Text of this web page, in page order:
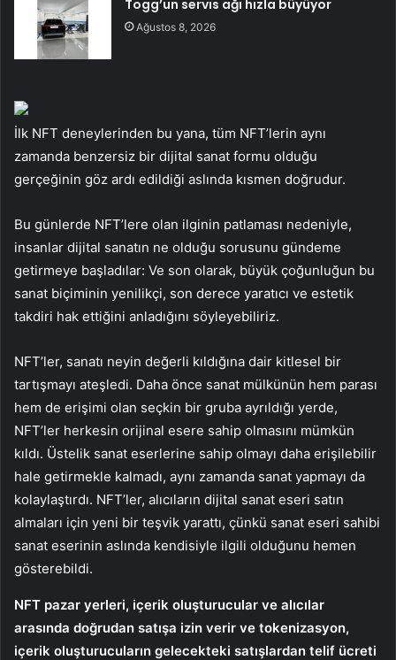
Togg’un servis ağı hızla büyüyor
Ağustos 8, 2026
İlk NFT deneylerinden bu yana, tüm NFT’lerin aynı
zamanda benzersiz bir dijital sanat formu olduğu
gerçeğinin göz ardı edildiği aslında kısmen doğrudur.
Bu günlerde NFT’lere olan ilginin patlaması nedeniyle,
insanlar dijital sanatın ne olduğu sorusunu gündeme
getirmeye başladılar: Ve son olarak, büyük çoğunluğun bu
sanat biçiminin yenilikçi, son derece yaratıcı ve estetik
takdiri hak ettiğini anladığını söyleyebiliriz.
NFT’ler, sanatı neyin değerli kıldığına dair kitlesel bir
tartışmayı ateşledi. Daha önce sanat mülkünün hem parası
hem de erişimi olan seçkin bir gruba ayrıldığı yerde,
NFT’ler herkesin orijinal esere sahip olmasını mümkün
kıldı. Üstelik sanat eserlerine sahip olmayı daha erişilebilir
hale getirmekle kalmadı, aynı zamanda sanat yapmayı da
kolaylaştırdı. NFT’ler, alıcıların dijital sanat eseri satın
almaları için yeni bir teşvik yarattı, çünkü sanat eseri sahibi
sanat eserinin aslında kendisiyle ilgili olduğunu hemen
gösterebildi.
NFT pazar yerleri, içerik oluşturucular ve alıcılar
arasında doğrudan satışa izin verir ve tokenizasyon,
içerik oluşturucuların gelecekteki satışlardan telif ücreti